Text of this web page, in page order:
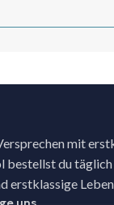
mit
bestellst du
erstklassige